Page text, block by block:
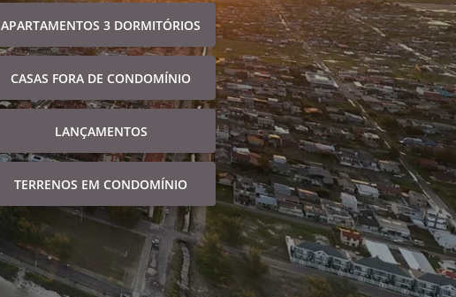
APARTAMENTOS 3 DORMITÓRIOS
CASAS FORA DE CONDOMÍNIO
LANÇAMENTOS
TERRENOS EM CONDOMÍNIO